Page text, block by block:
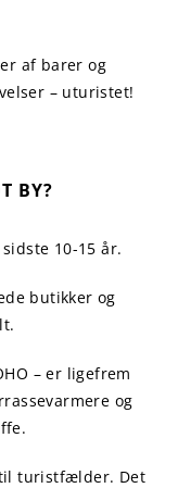
af barer og
– uturistet!
BY?
10-15 år.
butikker og
– er ligefrem
og
turistfælder. Det